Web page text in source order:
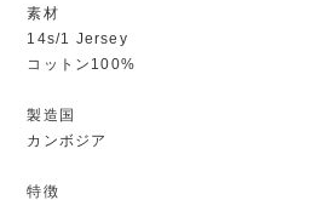
素材
14s/1 Jersey
コットン100%
製造国
カンボジア
特徴